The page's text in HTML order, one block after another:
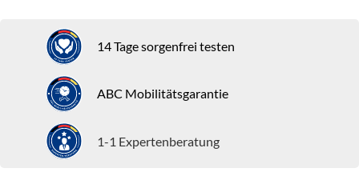
14 Tage sorgenfrei testen
ABC Mobilitätsgarantie
1-1 Expertenberatung